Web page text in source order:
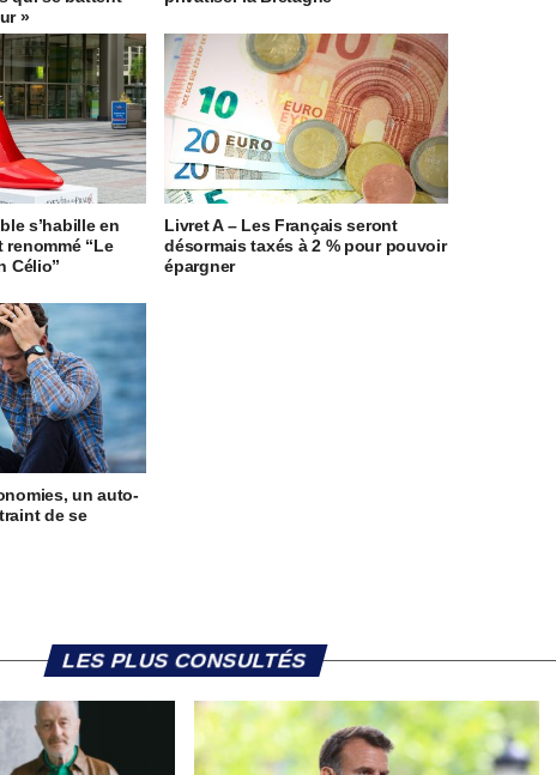
»
s’habille en
renommé “Le
Célio”
Livret A – Les Français seront
désormais taxés à 2 % pour pouvoir
épargner
un auto-
de se
LES PLUS CONSULTÉS